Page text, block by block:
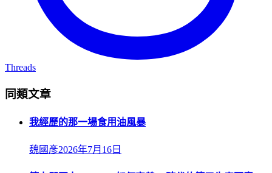
Threads
同類文章
我經歷的那一場食用油風暴
魏國彥2026年7月16日